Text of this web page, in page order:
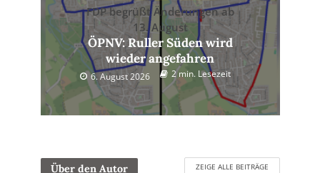
FDP begrüßt Änderungen ab
13. August
ÖPNV: Ruller Süden wird
wieder angefahren
6. August 2026 2 min. Lesezeit
Über den Autor ZEIGE ALLE BEITRÄGE